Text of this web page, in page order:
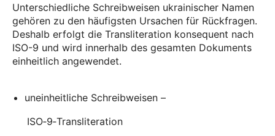
Unterschiedliche Schreibweisen ukrainischer Namen
gehören zu den häufigsten Ursachen für Rückfragen.
Deshalb erfolgt die Transliteration konsequent nach
ISO-9 und wird innerhalb des gesamten Dokuments
einheitlich angewendet.
uneinheitliche Schreibweisen –
ISO‑9‑Transliteration